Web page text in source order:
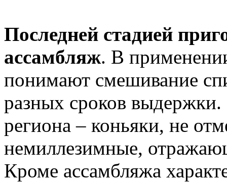
Последней стадией
ассамбляж. В
понимают смешивание
разных сроков
региона – коньяки, не
немиллезимные,
Кроме ассамбляжа